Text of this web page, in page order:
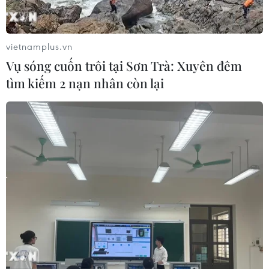
gắn máy
07/08/2026 14:37
Tháng 12/2026 hoàn thành mở rộng
đoạn cao tốc Thành phố Hồ Chí
Minh-Long Thành
07/08/2026 10:29
Lào Cai: Đứt gãy 30m đường
tỉnh 161 sau mưa lớn, giao thông bị
Đã xác định phương tiện khiến hàng
vietnamplus.vn
Vụ sóng cuốn trôi tại Sơn Trà: Xuyên đêm
tìm kiếm 2 nạn nhân còn lại